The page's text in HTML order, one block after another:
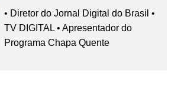
• Diretor do Jornal Digital do Brasil •
TV DIGITAL • Apresentador do
Programa Chapa Quente